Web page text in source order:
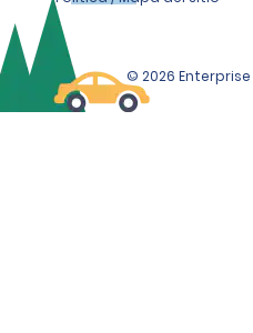
© 2026 Enterprise